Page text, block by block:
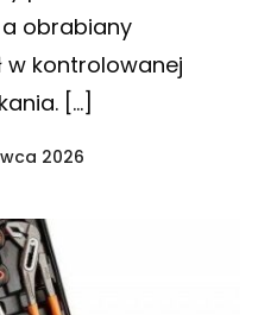
obrabiany
w kontrolowanej
[…]
2026